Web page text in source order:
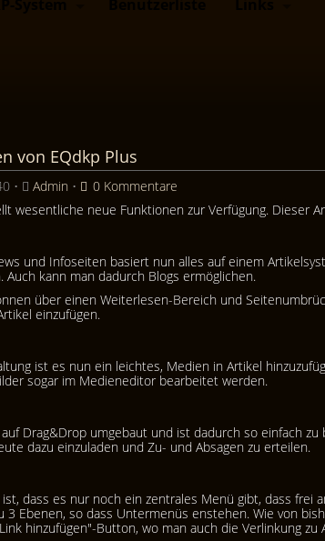
von EQdkp Plus
• Admin •
0 Kommentare
wesentliche neue Funktionen zur Verfügung. Dieser
und Infoseiten basiert nun alles auf einem
kann man dadurch Blogs ermöglichen.
über einen Weiterlesen-Bereich und
einzufügen.
ist es nun ein leichtes, Medien in Artikel
sogar im Medieneditor bearbeitet werden.
Drag&Drop umgebaut und ist dadurch so einfach
dazu einzuladen und Zu- und Absagen zu erteilen.
dass es nur noch ein zentrales Menü gibt, dass
3 Ebenen, so dass Untermenüs enstehen. Wie von
hinzufügen"-Button, wo man auch die Verlinkung